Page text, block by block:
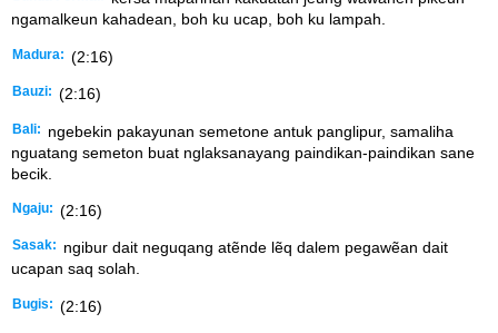
ngamalkeun kahadean, boh ku ucap, boh ku lampah.
Madura: (2:16)
Bauzi: (2:16)
Bali:
ngebekin pakayunan semetone antuk panglipur, samaliha
nguatang semeton buat nglaksanayang paindikan-paindikan sane
becik.
Ngaju: (2:16)
Sasak:
ngibur dait neguqang atẽnde lẽq dalem pegawẽan dait
ucapan saq solah.
Bugis: (2:16)